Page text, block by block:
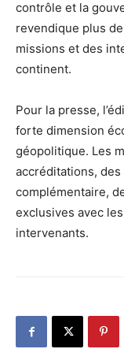
contrôle et la
revendique plus
missions et des
continent.
Pour la presse,
forte dimension
géopolitique. Les
accréditations,
complémentaire,
exclusives avec
intervenants.